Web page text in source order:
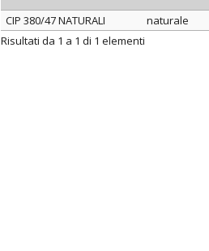
ARTICOLO
CIP 380/47 NATURALI naturale
Risultati da 1 a 1 di 1 elementi